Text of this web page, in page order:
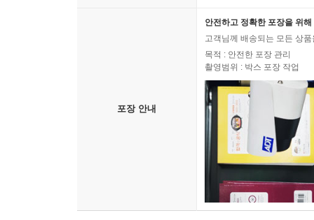
포장 안내
안전하고 정확한 포장을 위
고객님께 배송되는 모든 상
목적 : 안전한 포장 관리
촬영범위 : 박스 포장 작업